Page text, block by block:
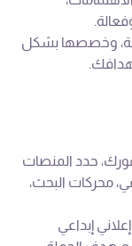
وخصصها بشكل
حدد المنصات
محركات البحث،
إبداعي